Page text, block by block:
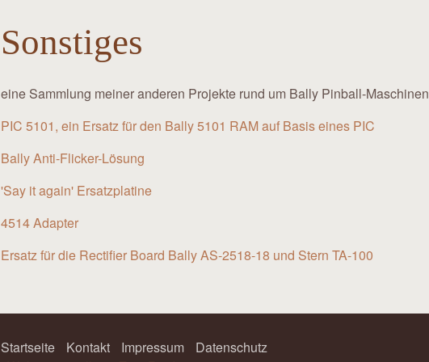
Sonstiges
eine Sammlung meiner anderen Projekte rund um Bally Pinball-Maschinen
PIC 5101, ein Ersatz für den Bally 5101 RAM auf Basis eines PIC
Bally Anti-Flicker-Lösung
'Say it again' Ersatzplatine
4514 Adapter
Ersatz für die Rectifier Board Bally AS-2518-18 und Stern TA-100
Startseite Kontakt Impressum
Datenschutz